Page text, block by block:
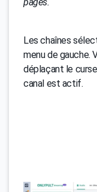
pages.
Les chaînes
menu de gauche.
déplaçant le
canal est actif.